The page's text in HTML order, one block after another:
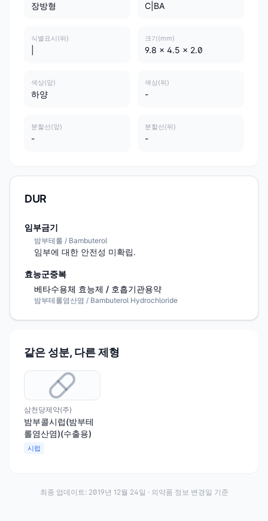
장방형 C|BA
식별표시(뒤) 크기(mm)
9.8 x 4.5 x 2.0
색상(앞)
하양
색상(뒤)
-
분할선(앞)
-
분할선(뒤)
-
DUR
임부금기
밤부테롤 / Bambuterol
임부에 대한 안전성 미확립.
효능군중복
베타수용체 효능제 / 호흡기관용약
밤부테롤염산염 / Bambuterol Hydrochloride
같은 성분, 다른 제형
삼천당제약(주)
밤부콜시럽(밤부테
롤염산염)(수출용)
시럽
최종 업데이트: 2019년 12월 24일 · 의약품 정보 변경일 기준